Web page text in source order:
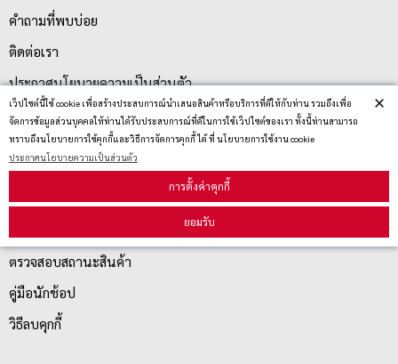
เว็ปไซต์นี้ใช้ cookie เพื่อสร้างประสบการณ์นำเสนอสินค้าหรือบริการที่ดีให้กับท่าน รวมถึงเพื่อ
จัดการข้อมูลส่วนบุคคลให้ท่านได้รับประสบการณ์ที่ดีในการใช้เว็ปไซต์ของเรา ทั้งนี้ท่านสามารถ
ทราบถึงนโยบายการใช้คุกกี้และวิธีการจัดการคุกกี้ ได้ ที่ นโยบายการใช้งาน cookie
ประกาศนโยบายความเป็นส่วนตัว
การตั้งค่าคุกกี้
ยอมรับ
×
คำถามที่พบบ่อย
ติดต่อเรา
ประกาศนโยบายความเป็นส่วนตัว
นโยบายการจัดส่ง
นโยบายการเปลี่ยน/คืน สินค้า
บริการลูกค้า
ตรวจสอบสถานะสินค้า
คู่มือนักช้อป
วิธีลบคุกกี้